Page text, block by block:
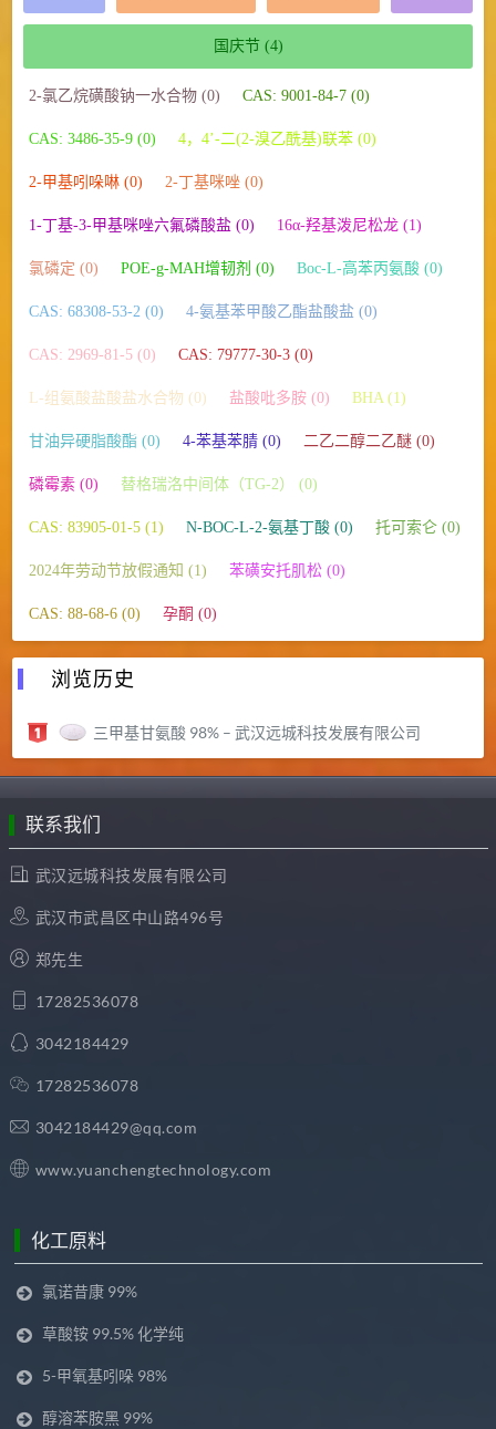
国庆节(4)
2-氯乙烷磺酸钠一水合物 (0) CAS: 9001-84-7 (0)
CAS: 3486-35-9 (0) 4，4’-二(2-溴乙酰基)联苯 (0)
2-甲基吲哚啉 (0) 2-丁基咪唑 (0)
1-丁基-3-甲基咪唑六氟磷酸盐 (0) 16α-羟基泼尼松龙 (1)
氯磷定 (0) POE-g-MAH增韧剂 (0) Boc-L-高苯丙氨酸 (0)
CAS: 68308-53-2 (0) 4-氨基苯甲酸乙酯盐酸盐 (0)
CAS: 2969-81-5 (0) CAS: 79777-30-3 (0)
L-组氨酸盐酸盐水合物 (0) 盐酸吡多胺 (0) BHA (1)
甘油异硬脂酸酯 (0) 4-苯基苯腈 (0) 二乙二醇二乙醚 (0)
磷霉素 (0) 替格瑞洛中间体（TG-2） (0)
CAS: 83905-01-5 (1) N-BOC-L-2-氨基丁酸 (0) 托可索仑 (0)
2024年劳动节放假通知 (1) 苯磺安托肌松 (0)
CAS: 88-68-6 (0) 孕酮 (0)
浏览历史
三甲基甘氨酸 98% – 武汉远城科技发展有限公司
联系我们
武汉远城科技发展有限公司
武汉市武昌区中山路496号
郑先生
17282536078
3042184429
17282536078
3042184429@qq.com
www.yuanchengtechnology.com
化工原料
氯诺昔康 99%
草酸铵 99.5% 化学纯
5-甲氧基吲哚 98%
醇溶苯胺黑 99%